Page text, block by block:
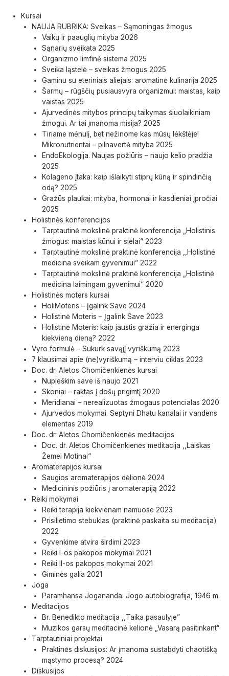
Kursai
NAUJA RUBRIKA: Sveikas – Sąmoningas žmogus
Vaikų ir paauglių mityba 2026
Sąnarių sveikata 2025
Organizmo limfinė sistema 2025
Sveika ląstelė – sveikas žmogus 2025
Gaminu su eteriniais aliejais: aromatinė kulinarija 2025
Šarmų – rūgščių pusiausvyra organizmui: maistas, kaip
vaistas 2025
Ajurvedinės mitybos principų taikymas šiuolaikiniam
žmogui. Ar tai įmanoma misija? 2025
Tiriame mėnulį, bet nežinome kas mūsų lėkštėje!
Mikronutrientai – pilnavertė mityba 2025
EndoEkologija. Naujas požiūris – naujo kelio pradžia
2025
Kolageno įtaka: kaip išlaikyti stiprų kūną ir spindinčią
odą? 2025
Gražūs plaukai: mityba, hormonai ir kasdieniai įpročiai
2025
Holistinės konferencijos
Tarptautinė mokslinė praktinė konferencija „Holistinis
žmogus: maistas kūnui ir sielai“ 2023
Tarptautinė mokslinė praktinė konferencija ,,Holistinė
medicina sveikam gyvenimui” 2022
Tarptautinė mokslinė praktinė konferencija „Holistinė
medicina laimingam gyvenimui“ 2020
Holistinės moters kursai
HoliMoteris – Įgalink Save 2024
Holistinė Moteris – Įgalink Save 2023
Holistinė Moteris: kaip jaustis gražia ir energinga
kiekvieną dieną? 2022
Vyro formulė – Sukurk savąjį vyriškumą 2023
7 klausimai apie (ne)vyriškumą – interviu ciklas 2023
Doc. dr. Aletos Chomičenkienės kursai
Nupieškim save iš naujo 2021
Skoniai – raktas į došų prigimtį 2020
Meridianai – nerealizuotas žmogaus potencialas 2020
Ajurvedos mokymai. Septyni Dhatu kanalai ir vandens
elementas 2019
Doc. dr. Aletos Chomičenkienės meditacijos
Doc. dr. Aletos Chomičenkienės meditacija ,,Laiškas
Žemei Motinai“
Aromaterapijos kursai
Saugios aromaterapijos dėlionė 2024
Medicininis požiūris į aromaterapiją 2022
Reiki mokymai
Reiki terapija kiekvienam namuose 2023
Prisilietimo stebuklas (praktinė paskaita su meditacija)
2022
Gyvenkime atvira širdimi 2023
Reiki I-os pakopos mokymai 2021
Reiki II-os pakopos mokymai 2021
Giminės galia 2021
Joga
Paramhansa Jogananda. Jogo autobiografija, 1946 m.
Meditacijos
Br. Benedikto meditacija ,,Taika pasaulyje”
Muzikos garsų meditacinė kelionė „Vasarą pasitinkant“
Tarptautiniai projektai
Praktinės diskusijos: Ar įmanoma sustabdyti chaotišką
mąstymo procesą? 2024
Diskusijos
Menu